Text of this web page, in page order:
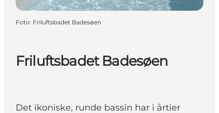
Friluftsbadet Badesøen
Det ikoniske, runde bassin har i årtier
Foto: Friluftsbadet Badesøen